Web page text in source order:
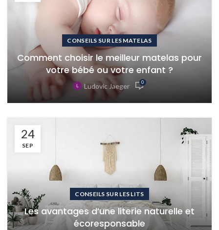
CONSEILS SUR LES MATELAS
Comment choisir le meilleur matelas pour
votre bébé ou votre enfant ?
Ludovic Jaeger 0
24
SEP
CONSEILS SUR LES LITS
Les avantages d’une literie naturelle et
écoresponsable